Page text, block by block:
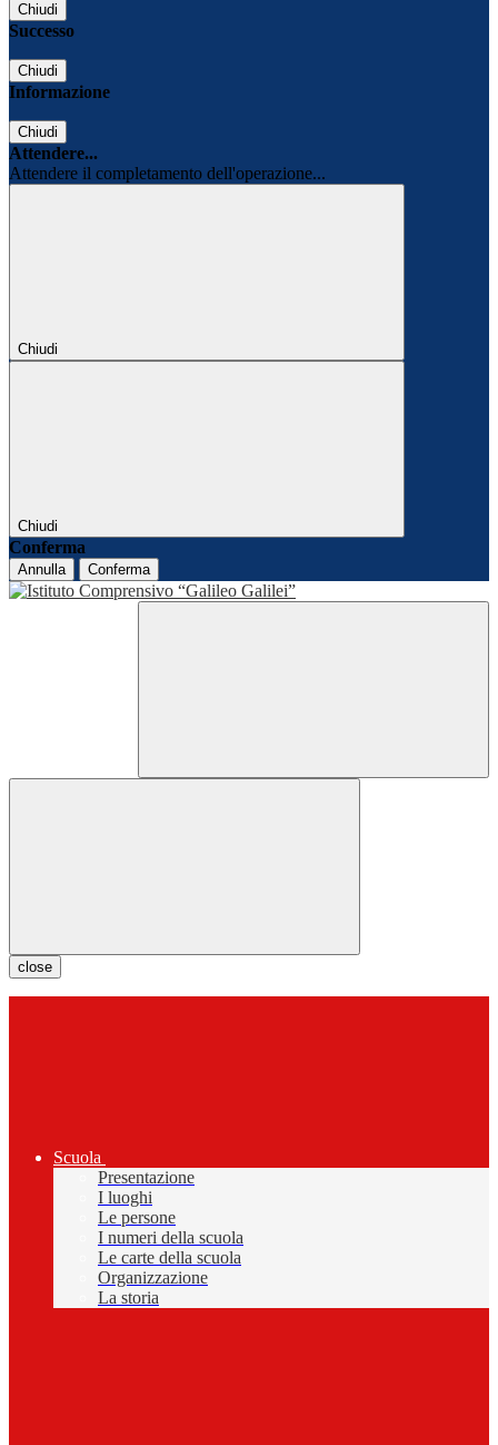
Chiudi
Successo
Chiudi
Informazione
Chiudi
Attendere...
Attendere il completamento dell'operazione...
Chiudi
Chiudi
Conferma
Annulla Conferma
close
Scuola
Presentazione
I luoghi
Le persone
I numeri della scuola
Le carte della scuola
Organizzazione
La storia